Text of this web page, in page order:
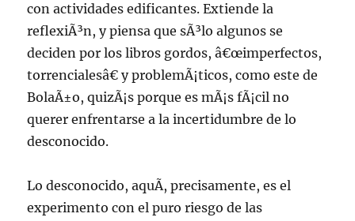
con actividades edificantes. Extiende la
reflexiÃ³n, y piensa que sÃ³lo algunos se
deciden por los libros gordos, â€œimperfectos,
torrencialesâ€ y problemÃ¡ticos, como este de
BolaÃ±o, quizÃ¡s porque es mÃ¡s fÃ¡cil no
querer enfrentarse a la incertidumbre de lo
desconocido.
Lo desconocido, aquÃ­, precisamente, es el
experimento con el puro riesgo de las